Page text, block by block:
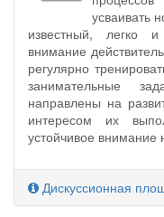
усваивать
известный, легко
внимание
регулярно
занимательные
направлены на
интересом их
устойчивое внимание
Дискуссионная